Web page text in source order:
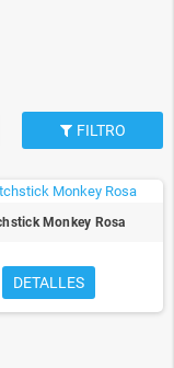
FILTRO
Monkey Rosa
DETALLES